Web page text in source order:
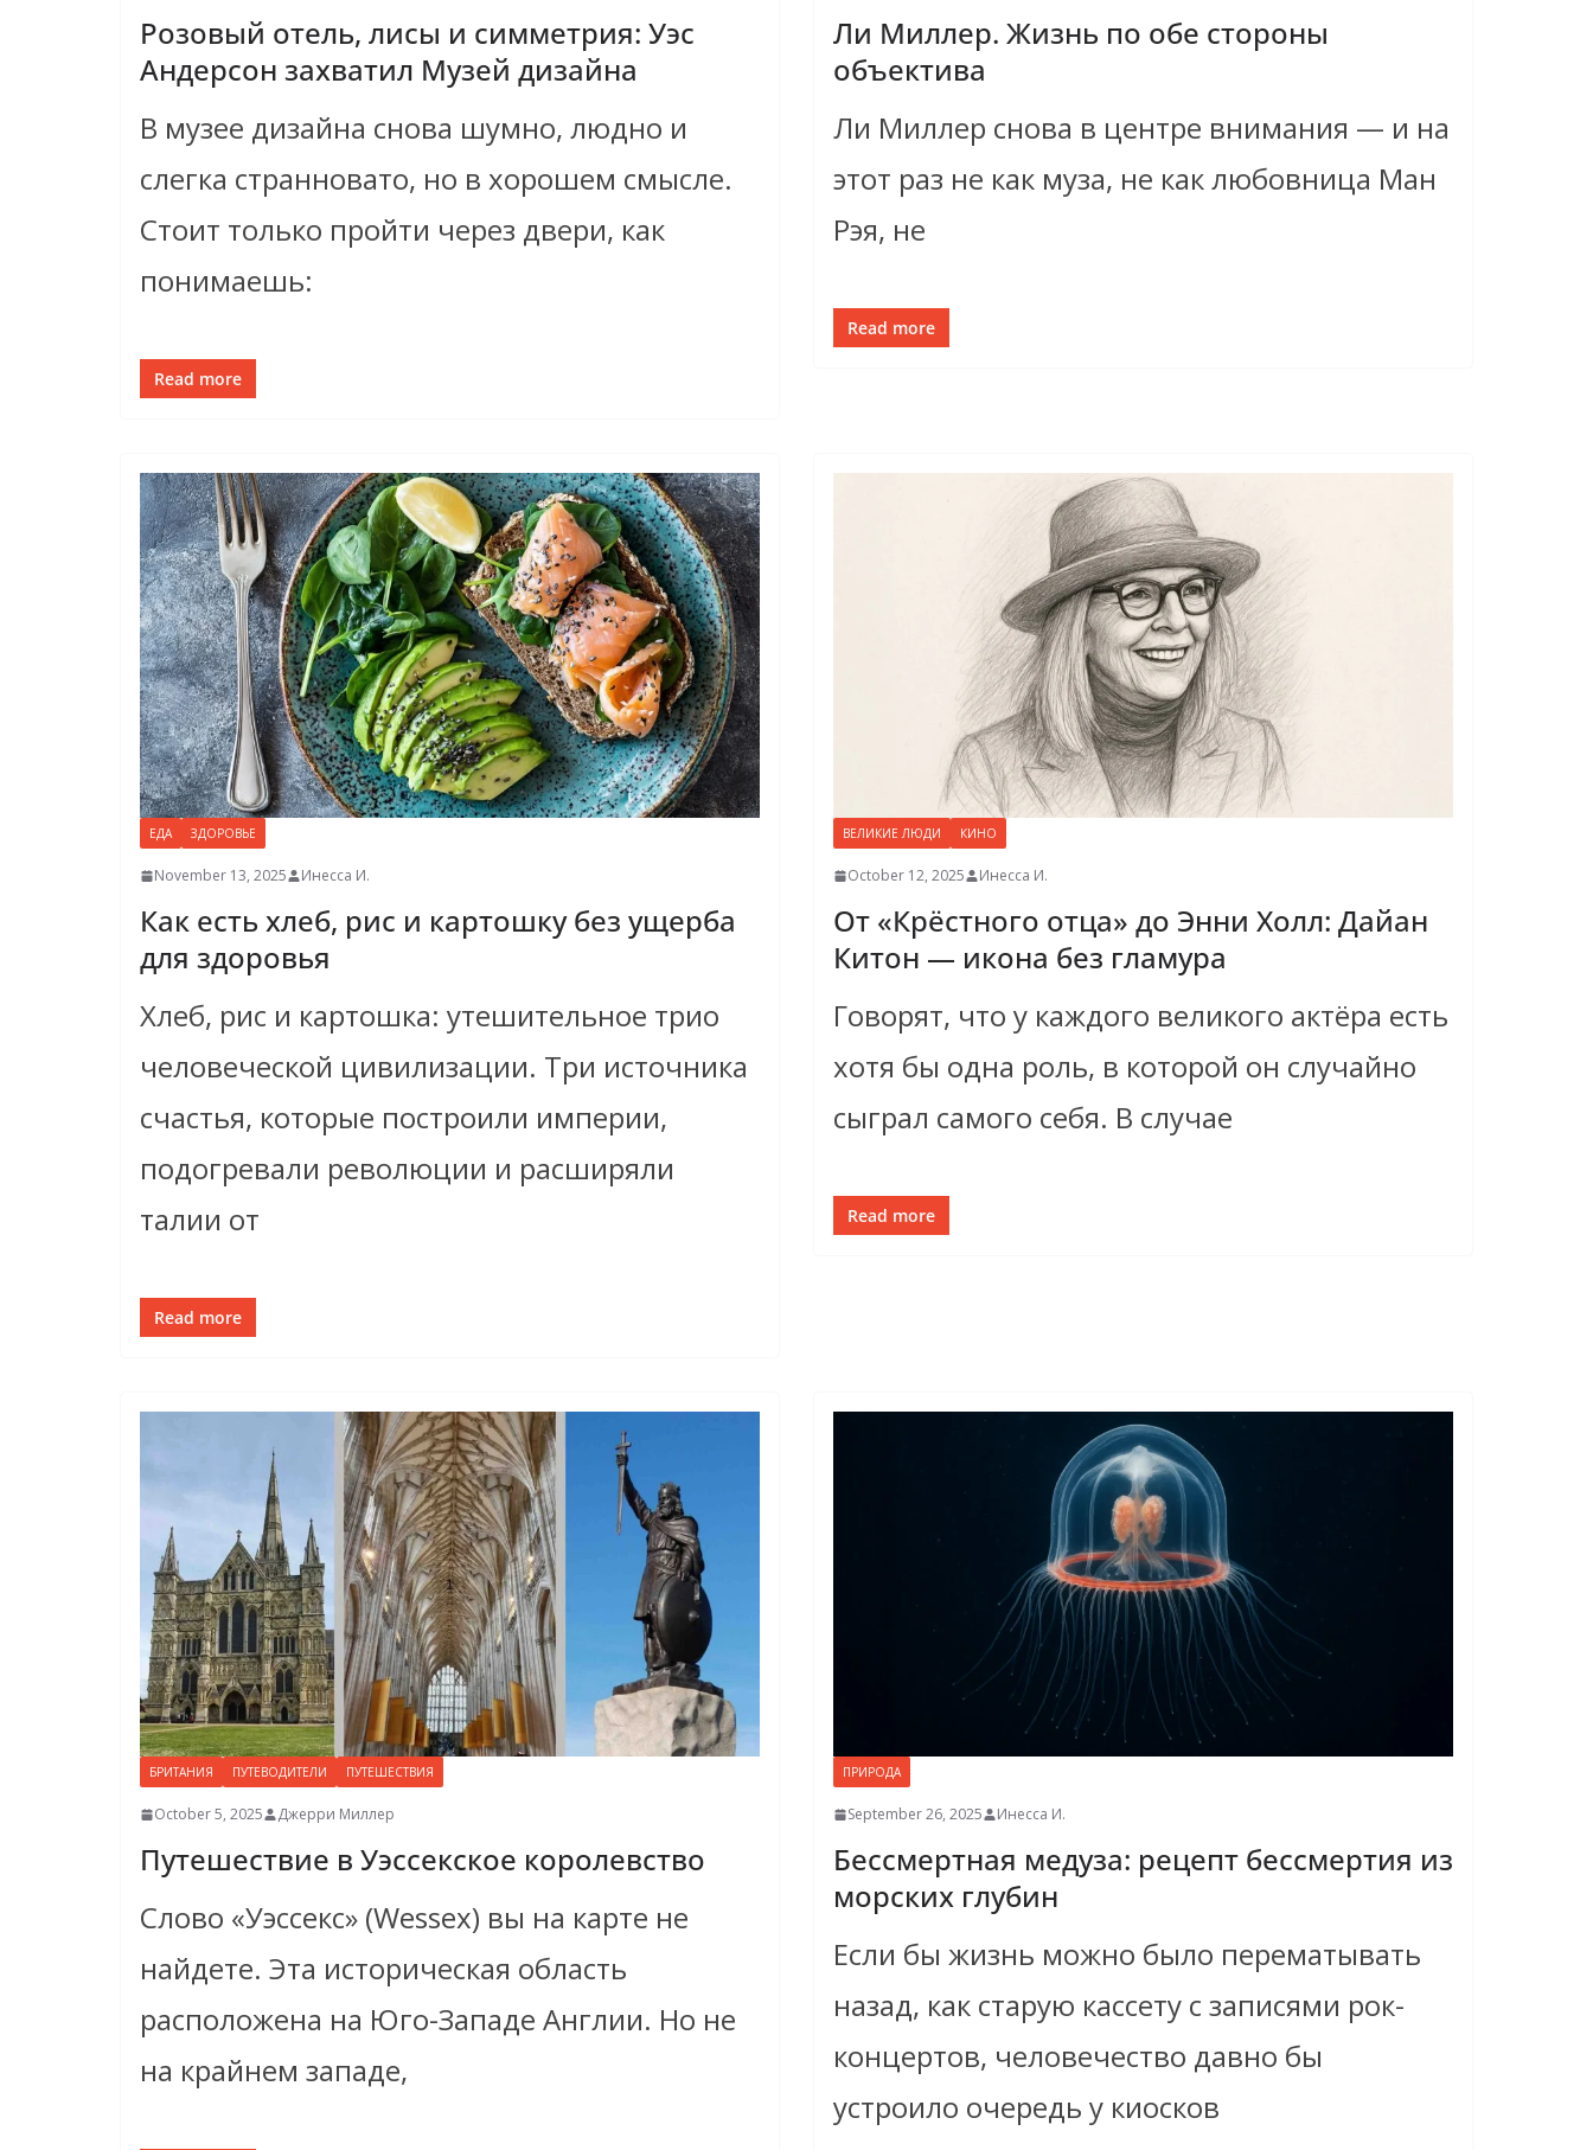
Розовый отель, лисы и симметрия: Уэс
Андерсон захватил Музей дизайна
В музее дизайна снова шумно, людно и
слегка странновато, но в хорошем смысле.
Стоит только пройти через двери, как
понимаешь:
Read more
Ли Миллер. Жизнь по обе стороны
объектива
Ли Миллер снова в центре внимания — и на
этот раз не как муза, не как любовница Ман
Рэя, не
Read more
ЕДА ЗДОРОВЬЕ
November 13, 2025 Инесса И.
Как есть хлеб, рис и картошку без ущерба
для здоровья
Хлеб, рис и картошка: утешительное трио
человеческой цивилизации. Три источника
счастья, которые построили империи,
подогревали революции и расширяли
талии от
Read more
ВЕЛИКИЕ ЛЮДИ КИНО
October 12, 2025 Инесса И.
От «Крёстного отца» до Энни Холл: Дайан
Китон — икона без гламура
Говорят, что у каждого великого актёра есть
хотя бы одна роль, в которой он случайно
сыграл самого себя. В случае
Read more
БРИТАНИЯ ПУТЕВОДИТЕЛИ ПУТЕШЕСТВИЯ
October 5, 2025 Джерри Миллер
Путешествие в Уэссекское королевство
Слово «Уэссекс» (Wessex) вы на карте не
найдете. Эта историческая область
расположена на Юго-Западе Англии. Но не
на крайнем западе,
ПРИРОДА
September 26, 2025 Инесса И.
Бессмертная медуза: рецепт бессмертия из
морских глубин
Если бы жизнь можно было перематывать
назад, как старую кассету с записями рок-
концертов, человечество давно бы
устроило очередь у киосков